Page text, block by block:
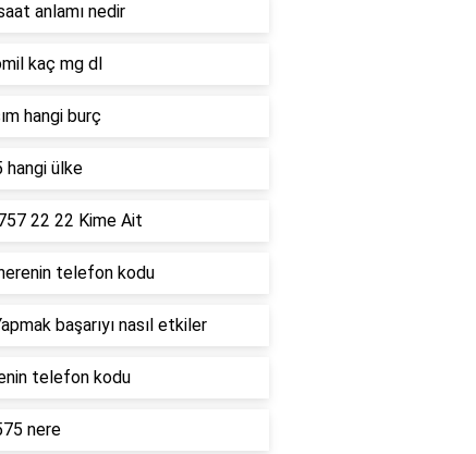
anlamı nedir
kaç mg dl
hangi burç
hangi ülke
22 22 Kime Ait
telefon kodu
başarıyı nasıl etkiler
telefon kodu
nere